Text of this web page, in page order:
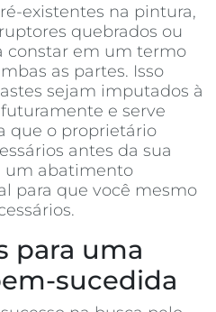
existentes na pintura,
quebrados ou
constar em um termo
as partes. Isso
sejam imputados à
e serve
que o proprietário
antes da sua
um abatimento
para que você mesmo
para uma
sucedida